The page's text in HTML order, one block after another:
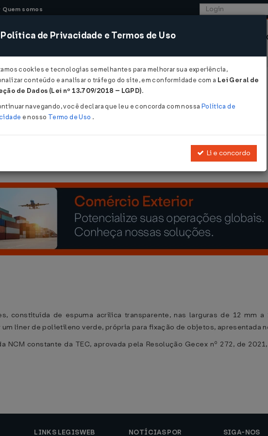
Quem somos
CONSULTORIA SISTEMAS COMÉRCIO EXTERIOR
98166 DE 18/05/2026
Assunto: Classificação de Mercadorias Código NCM 3919.10.90
constituída de espuma acrílica transparente, nas larguras de 12 mm
liner de polietileno verde, própria para fixação de objetos, apresentada
NCM constante da TEC, aprovada pela Resolução Gecex nº 272, de
LINKS LEGISWEB NOTÍCIAS POR SIGA-NOS
Política de Privacidade e Termos de Uso
cookies e tecnologias semelhantes para melhorar sua experiência,
conteúdo e analisar o tráfego do site, em conformidade com a Lei Geral de
de Dados (Lei nº 13.709/2018 – LGPD).
navegando, você declara que leu e concorda com nossa Política de
e nosso Termo de Uso .
Li e concordo